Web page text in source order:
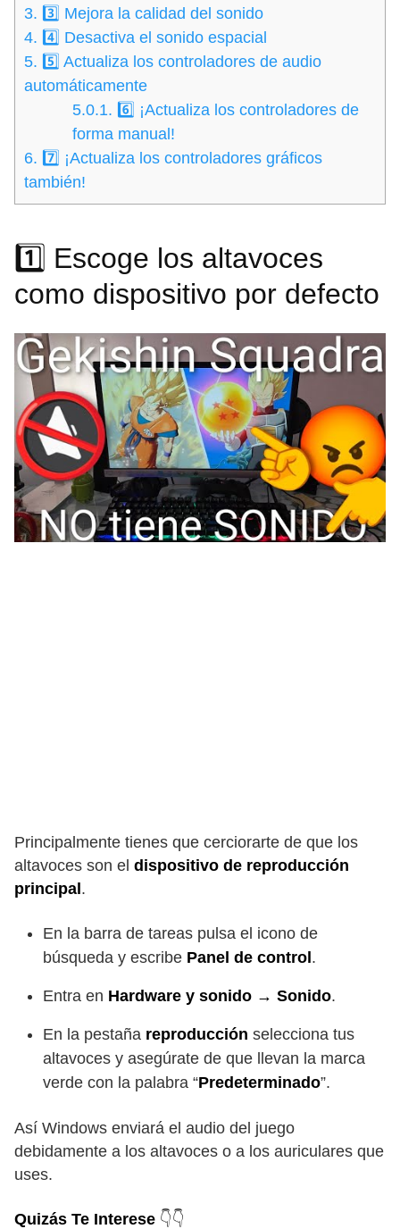
3. 3️⃣ Mejora la calidad del sonido
4. 4️⃣ Desactiva el sonido espacial
5. 5️⃣ Actualiza los controladores de audio
automáticamente
5.0.1. 6️⃣ ¡Actualiza los controladores de
forma manual!
6. 7️⃣ ¡Actualiza los controladores gráficos
también!
1️⃣ Escoge los altavoces
como dispositivo por defecto
Principalmente tienes que cerciorarte de que los
altavoces son el dispositivo de reproducción
principal.
En la barra de tareas pulsa el icono de
búsqueda y escribe Panel de control.
Entra en Hardware y sonido → Sonido.
En la pestaña reproducción selecciona tus
altavoces y asegúrate de que llevan la marca
verde con la palabra “Predeterminado”.
Así Windows enviará el audio del juego
debidamente a los altavoces o a los auriculares que
uses.
Quizás Te Interese 👇👇